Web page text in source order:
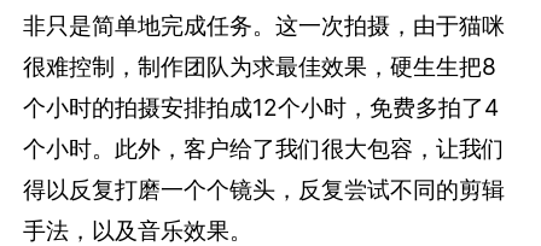
非只是简单地完成任务。这一次拍摄，由于猫咪
很难控制，制作团队为求最佳效果，硬生生把8
个小时的拍摄安排拍成12个小时，免费多拍了4
个小时。此外，客户给了我们很大包容，让我们
得以反复打磨一个个镜头，反复尝试不同的剪辑
手法，以及音乐效果。